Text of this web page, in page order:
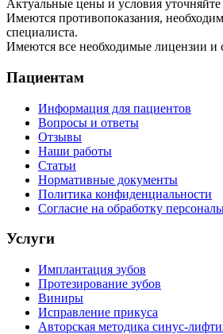
Актуальные цены и условия
Имеются противопоказания,
специалиста.
Имеются все необходимые лицензии и
Пациентам
Информация для пациентов
Вопросы и ответы
Отзывы
Наши работы
Статьи
Нормативные документы
Политика конфиденциальности
Согласие на обработку
Услуги
Имплантация зубов
Протезирование зубов
Виниры
Исправление прикуса
Авторская методика синус-